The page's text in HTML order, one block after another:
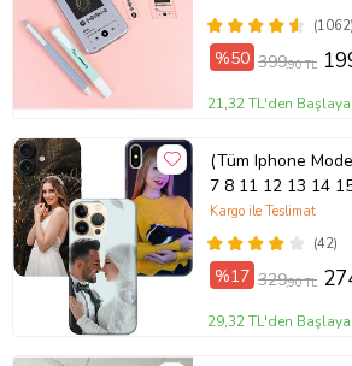
(1062)
%50 399,90 TL
21,32 TL'den
(Tüm Iphone
7 8 11 12 13 14
Plus Mini Kişiye Özel Resimli
Fotoğraflı Kılıf(42)
Kargo ile Teslimat
%17 329,90 TL
29,32 TL'den